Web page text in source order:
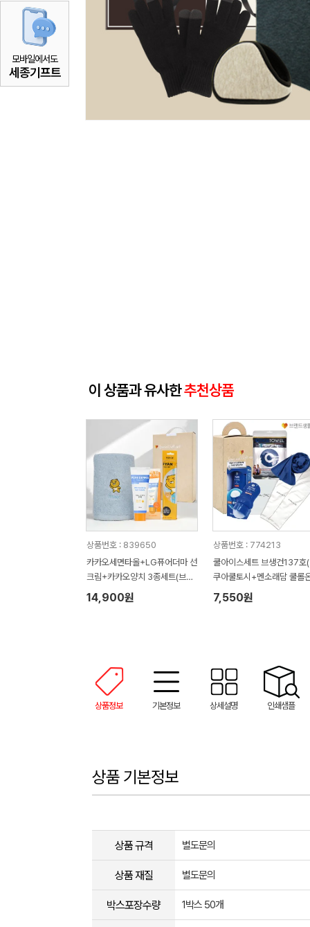
모바일에서도
세종기프트
이 상품과 유사한추천상품
상품번호 : 839650
카카오세면타올+LG퓨어더마 선
크림+카카오양치 3종세트(브생
건 손잡이박스)
14,900원
상품번호 : 774213
쿨아이스세트 브생건137호
쿠아쿨토시+멘소래담 쿨롤
사지로션+쿨아이스타올)
7,550원
상품정보 기본정보 상세설명 인쇄샘플
상품 기본정보
상품 규격 별도문의
상품 재질 별도문의
박스포장수량 1박스 50개